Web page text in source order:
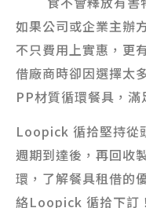
如果公司或企業主辦
不只費用上實惠，更
借廠商時卻因選擇太
PP材質循環餐具，滿
Loopick 循拾堅持從
週期到達後，再回收
環，了解餐具租借的
絡Loopick 循拾下訂！